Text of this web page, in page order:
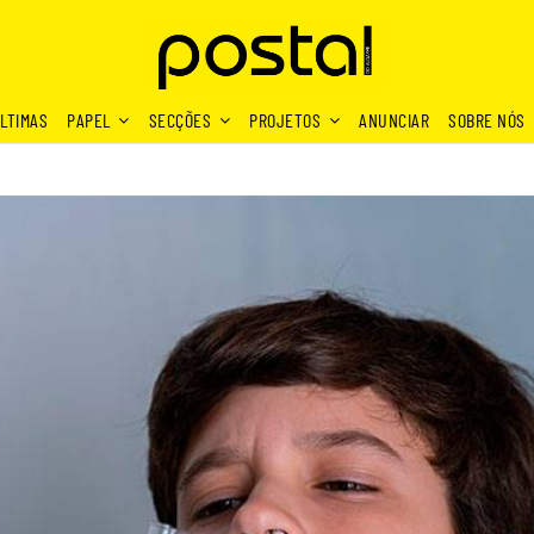
PAPEL SECÇÕES PROJETOS ANUNCIAR SOBRE NÓS